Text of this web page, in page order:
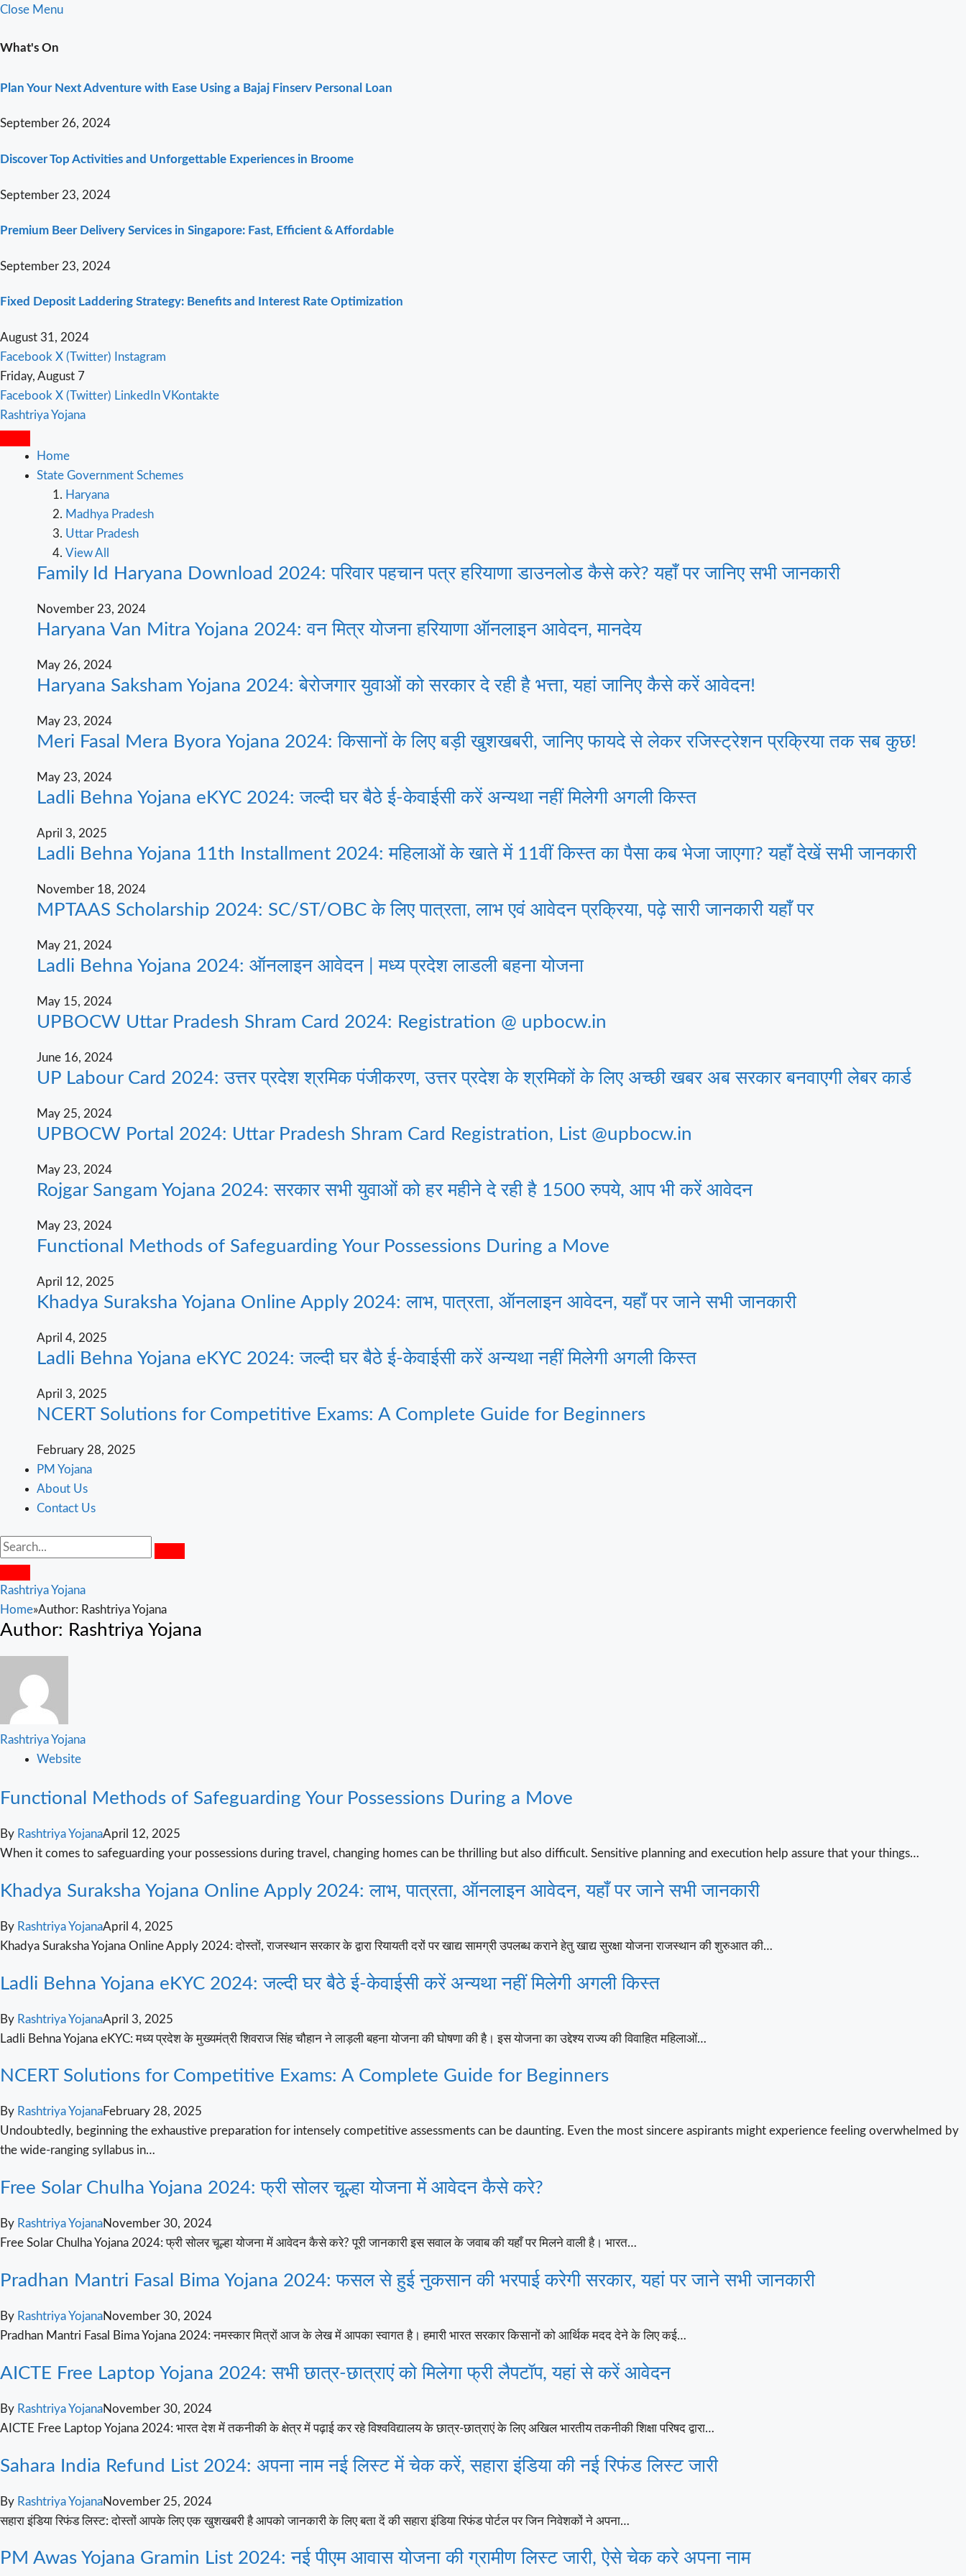
Close Menu
What's On
Plan Your Next Adventure with Ease Using a Bajaj Finserv Personal Loan
September 26, 2024
Discover Top Activities and Unforgettable Experiences in Broome
September 23, 2024
Premium Beer Delivery Services in Singapore: Fast, Efficient & Affordable
September 23, 2024
Fixed Deposit Laddering Strategy: Benefits and Interest Rate Optimization
August 31, 2024
Facebook X (Twitter)
Instagram
Friday, August 7
Facebook X (Twitter) LinkedInVKontakte
Rashtriya Yojana
Home
State Government Schemes
Haryana
Madhya Pradesh
Uttar Pradesh
View All
Family Id Haryana Download 2024: परिवार पहचान पत्र हरियाणा डाउनलोड कैसे करे? यहाँ पर जानिए सभी जानकारी
November 23, 2024
Haryana Van Mitra Yojana 2024: वन मित्र योजना हरियाणा ऑनलाइन आवेदन, मानदेय
May 26, 2024
Haryana Saksham Yojana 2024: बेरोजगार युवाओं को सरकार दे रही है भत्ता, यहां जानिए कैसे करें आवेदन!
May 23, 2024
Meri Fasal Mera Byora Yojana 2024: किसानों के लिए बड़ी खुशखबरी, जानिए फायदे से लेकर रजिस्ट्रेशन प्रक्रिया तक सब कुछ!
May 23, 2024
Ladli Behna Yojana eKYC 2024: जल्दी घर बैठे ई-केवाईसी करें अन्यथा नहीं मिलेगी अगली किस्त
April 3, 2025
Ladli Behna Yojana 11th Installment 2024: महिलाओं के खाते में 11वीं किस्त का पैसा कब भेजा जाएगा? यहाँ देखें सभी जानकारी
November 18, 2024
MPTAAS Scholarship 2024: SC/ST/OBC के लिए पात्रता, लाभ एवं आवेदन प्रक्रिया, पढ़े सारी जानकारी यहाँ पर
May 21, 2024
Ladli Behna Yojana 2024: ऑनलाइन आवेदन | मध्य प्रदेश लाडली बहना योजना
May 15, 2024
UPBOCW Uttar Pradesh Shram Card 2024: Registration @ upbocw.in
June 16, 2024
UP Labour Card 2024: उत्तर प्रदेश श्रमिक पंजीकरण, उत्तर प्रदेश के श्रमिकों के लिए अच्छी खबर अब सरकार बनवाएगी लेबर कार्ड
May 25, 2024
UPBOCW Portal 2024: Uttar Pradesh Shram Card Registration, List @upbocw.in
May 23, 2024
Rojgar Sangam Yojana 2024: सरकार सभी युवाओं को हर महीने दे रही है 1500 रुपये, आप भी करें आवेदन
May 23, 2024
Functional Methods of Safeguarding Your Possessions During a Move
April 12, 2025
Khadya Suraksha Yojana Online Apply 2024: लाभ, पात्रता, ऑनलाइन आवेदन, यहाँ पर जाने सभी जानकारी
April 4, 2025
Ladli Behna Yojana eKYC 2024: जल्दी घर बैठे ई-केवाईसी करें अन्यथा नहीं मिलेगी अगली किस्त
April 3, 2025
NCERT Solutions for Competitive Exams: A Complete Guide for Beginners
February 28, 2025
PM Yojana
About Us
Contact Us
Rashtriya Yojana
Home»Author: Rashtriya Yojana
Author: Rashtriya Yojana
Rashtriya Yojana
Website
Functional Methods of Safeguarding Your Possessions During a Move
By Rashtriya YojanaApril 12, 2025
When it comes to safeguarding your possessions during travel, changing homes can be thrilling but also difficult. Sensitive planning and execution help assure that your things…
Khadya Suraksha Yojana Online Apply 2024: लाभ, पात्रता, ऑनलाइन आवेदन, यहाँ पर जाने सभी जानकारी
By Rashtriya YojanaApril 4, 2025
Khadya Suraksha Yojana Online Apply 2024: दोस्तों, राजस्थान सरकार के द्वारा रियायती दरों पर खाद्य सामग्री उपलब्ध कराने हेतु खाद्य सुरक्षा योजना राजस्थान की शुरुआत की…
Ladli Behna Yojana eKYC 2024: जल्दी घर बैठे ई-केवाईसी करें अन्यथा नहीं मिलेगी अगली किस्त
By Rashtriya YojanaApril 3, 2025
Ladli Behna Yojana eKYC: मध्य प्रदेश के मुख्यमंत्री शिवराज सिंह चौहान ने लाड़ली बहना योजना की घोषणा की है। इस योजना का उद्देश्य राज्य की विवाहित महिलाओं…
NCERT Solutions for Competitive Exams: A Complete Guide for Beginners
By Rashtriya YojanaFebruary 28, 2025
Undoubtedly, beginning the exhaustive preparation for intensely competitive assessments can be daunting. Even the most sincere aspirants might experience feeling overwhelmed by
the wide-ranging syllabus in…
Free Solar Chulha Yojana 2024: फ्री सोलर चूल्हा योजना में आवेदन कैसे करे?
By Rashtriya YojanaNovember 30, 2024
Free Solar Chulha Yojana 2024: फ्री सोलर चूल्हा योजना में आवेदन कैसे करे? पूरी जानकारी इस सवाल के जवाब की यहाँ पर मिलने वाली है। भारत…
Pradhan Mantri Fasal Bima Yojana 2024: फसल से हुई नुकसान की भरपाई करेगी सरकार, यहां पर जाने सभी जानकारी
By Rashtriya YojanaNovember 30, 2024
Pradhan Mantri Fasal Bima Yojana 2024: नमस्कार मित्रों आज के लेख में आपका स्वागत है। हमारी भारत सरकार किसानों को आर्थिक मदद देने के लिए कई…
AICTE Free Laptop Yojana 2024: सभी छात्र-छात्राएं को मिलेगा फ्री लैपटॉप, यहां से करें आवेदन
By Rashtriya YojanaNovember 30, 2024
AICTE Free Laptop Yojana 2024: भारत देश में तकनीकी के क्षेत्र में पढ़ाई कर रहे विश्वविद्यालय के छात्र-छात्राएं के लिए अखिल भारतीय तकनीकी शिक्षा परिषद द्वारा…
Sahara India Refund List 2024: अपना नाम नई लिस्ट में चेक करें, सहारा इंडिया की नई रिफंड लिस्ट जारी
By Rashtriya YojanaNovember 25, 2024
सहारा इंडिया रिफंड लिस्ट: दोस्तों आपके लिए एक खुशखबरी है आपको जानकारी के लिए बता दें की सहारा इंडिया रिफंड पोर्टल पर जिन निवेशकों ने अपना…
PM Awas Yojana Gramin List 2024: नई पीएम आवास योजना की ग्रामीण लिस्ट जारी, ऐसे चेक करे अपना नाम